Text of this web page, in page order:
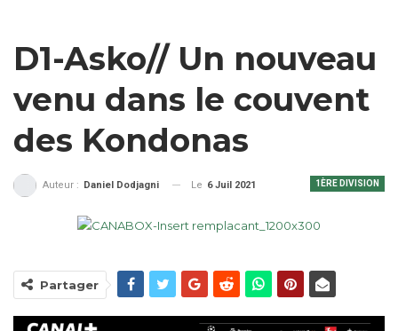
D1-Asko// Un nouveau
venu dans le couvent
des Kondonas
1ÈRE DIVISION
Auteur : Daniel Dodjagni Le 6 Juil 2021
Partager